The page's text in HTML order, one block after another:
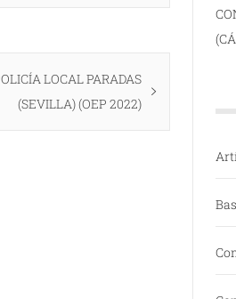
LOCAL PARADAS
(SEVILLA) (OEP 2022)